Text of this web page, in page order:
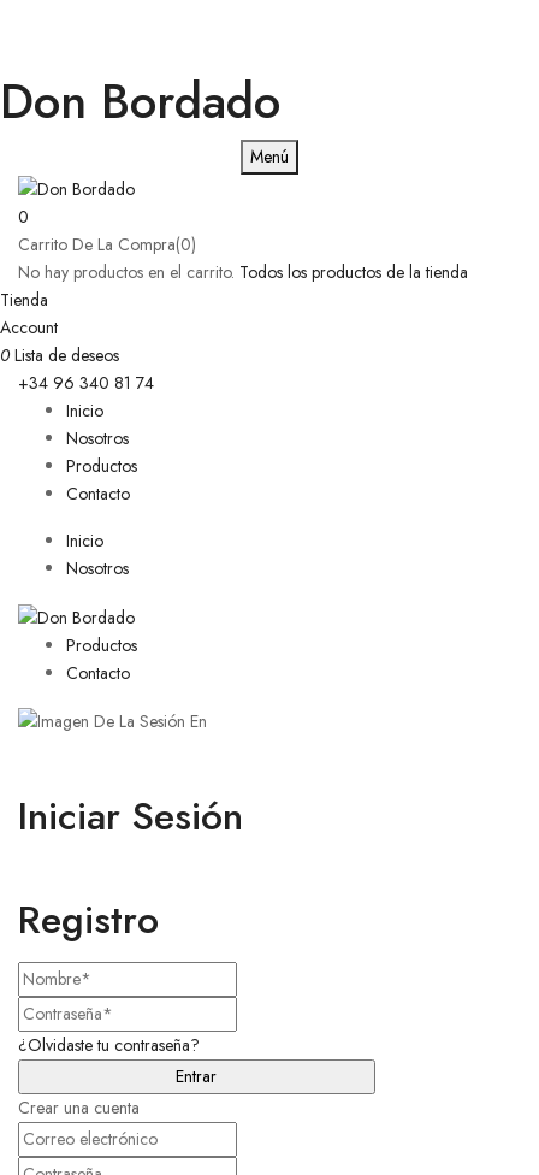
Don Bordado
Menú
0
Carrito De La Compra(0)
No hay productos en el carrito. Todos los productos de la tienda
Tienda
Account
0 Lista de deseos
+34 96 340 81 74
Inicio
Nosotros
Productos
Contacto
Inicio
Nosotros
Productos
Contacto
Iniciar Sesión
Registro
¿Olvidaste tu contraseña?
Crear una cuenta